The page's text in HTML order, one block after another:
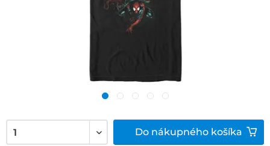
Do nákupného košíka